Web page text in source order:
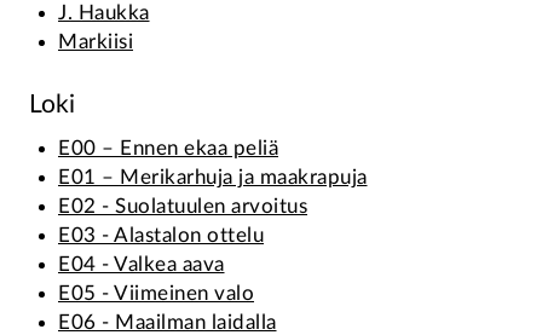
J. Haukka
Markiisi
Loki
E00 – Ennen ekaa peliä
E01 – Merikarhuja ja maakrapuja
E02 - Suolatuulen arvoitus
E03 - Alastalon ottelu
E04 - Valkea aava
E05 - Viimeinen valo
E06 - Maailman laidalla